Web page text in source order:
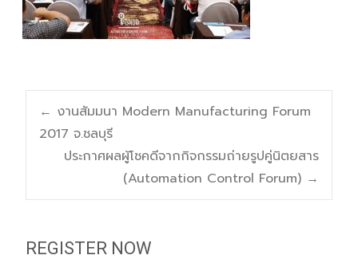
Post
navigation
← งานสัมมนา Modern Manufacturing Forum
2017 จ.ชลบุรี
ประกาศผลผู้โชคดีจากกิจกรรมถ่ายรูปคู่นิตยสาร
(Automation Control Forum) →
REGISTER NOW